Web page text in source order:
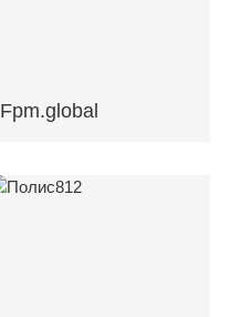
Fpm.global